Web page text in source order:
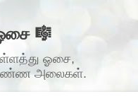
செல்
🎼
ஓசை,
எண்ண அலைகள்.